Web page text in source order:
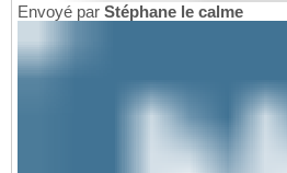
Envoyé par Stéphane le calme